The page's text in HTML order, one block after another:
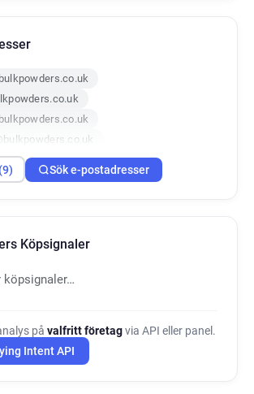
Sök e-postadresser
Köpsignaler
köpsignaler…
på valfritt företagvia API eller panel.
Intent API